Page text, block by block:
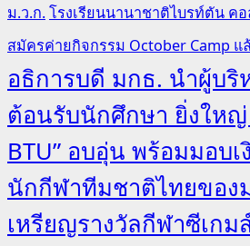
ม.ว.ก.โรงเรียนนานาชาติไบรท์ตัน คอ
สมัครค่ายกิจกรรม October Camp แ
อธิการบดี มกธ. นำผู้บริ
ต้อนรับนักศึกษา ยิ่งใหญ่
BTU” อบอุ่น พร้อมมอบ
นักกีฬาทีมชาติไทยของ
เหรียญรางวัลกีฬาซีเกม